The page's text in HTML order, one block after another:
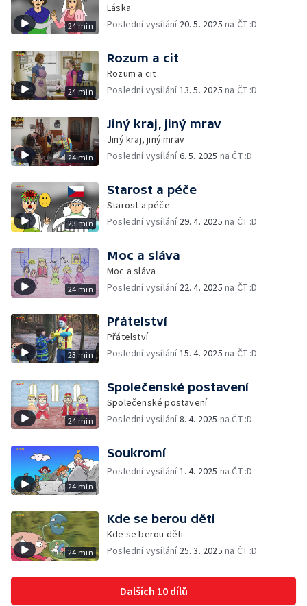
24 min
Láska
Poslední vysílání 20. 5. 2025 na ČT :D
24 min
Rozum a cit
Rozum a cit
Poslední vysílání13. 5. 2025 na ČT :D
24 min
Jiný kraj, jiný mrav
Jiný kraj, jiný mrav
Poslední vysílání6. 5. 2025 na ČT :D
23 min
Starost a péče
Starost a péče
Poslední vysílání 29. 4. 2025 na ČT :D
24 min
Moc a sláva
Moc a sláva
Poslední vysílání 22. 4. 2025 na ČT :D
23 min
Přátelství
Přátelství
Poslední vysílání15. 4. 2025 na ČT :D
24 min
Společenské postavení
Společenské postavení
Poslední vysílání8. 4. 2025 na ČT :D
24 min
Soukromí
Poslední vysílání1. 4. 2025 na ČT :D
24 min
Kde se berou děti
Kde se berou děti
Poslední vysílání 25. 3. 2025 na ČT :D
Dalších 10 dílů